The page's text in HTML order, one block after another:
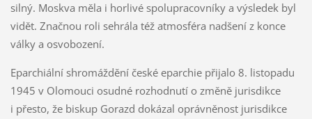
silný. Moskva měla i horlivé spolupracovníky a výsledek byl
vidět. Značnou roli sehrála též atmosféra nadšení z konce
války a osvobození.
Eparchiální shromáždění české eparchie přijalo 8. listopadu
1945 v Olomouci osudné rozhodnutí o změně jurisdikce
i přesto, že biskup Gorazd dokázal oprávněnost jurisdikce